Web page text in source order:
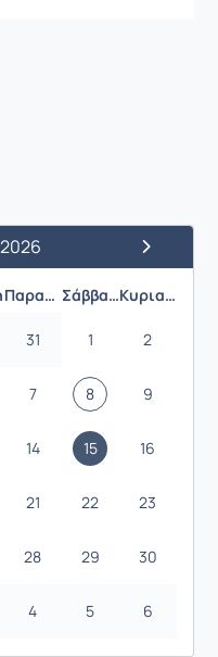
Επόμενος
Παρασκευή Σάββατο Κυριακή
31 1 2
7 8 9
14 15 16
21 22 23
28 29 30
4 5 6